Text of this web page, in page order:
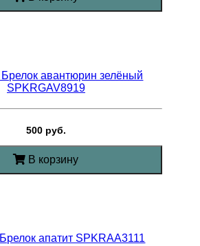
авантюрин зелёный
SPKRGAV8919
500 руб.
В корзину
апатит SPKRAA3111